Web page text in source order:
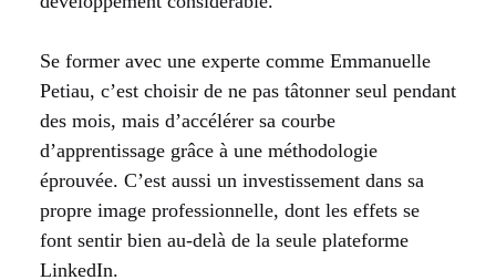
Se former avec une experte comme Emmanuelle
Petiau, c’est choisir de ne pas tâtonner seul pendant
des mois, mais d’accélérer sa courbe
d’apprentissage grâce à une méthodologie
éprouvée. C’est aussi un investissement dans sa
propre image professionnelle, dont les effets se
font sentir bien au-delà de la seule plateforme
LinkedIn.